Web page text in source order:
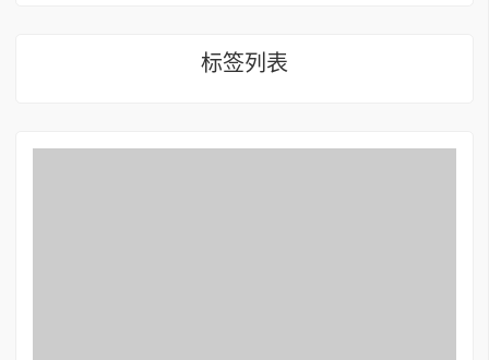
标签列表